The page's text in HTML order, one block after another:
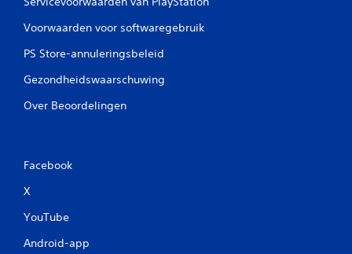
Voorwaarden voor softwaregebruik
PS Store-annuleringsbeleid
Gezondheidswaarschuwing
Over Beoordelingen
Facebook
X
YouTube
Android-app